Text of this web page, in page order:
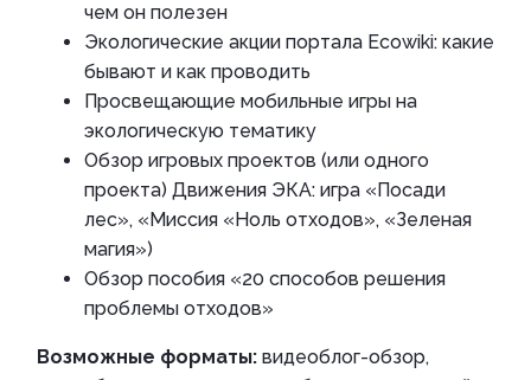
чем он полезен
Экологические акции портала Ecowiki: какие
бывают и как проводить
Просвещающие мобильные игры на
экологическую тематику
Обзор игровых проектов (или одного
проекта) Движения ЭКА: игра «Посади
лес», «Миссия «Ноль отходов», «Зеленая
магия»)
Обзор пособия «20 способов решения
проблемы отходов»
Возможные форматы: видеоблог-обзор,